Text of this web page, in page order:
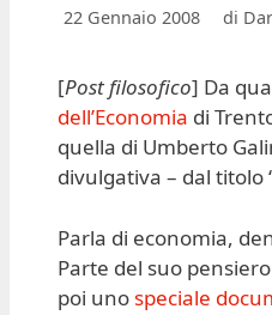
22 Gennaio 2008 di
[Post filosofico] Da
dell’Economia di
quella di Umberto
divulgativa – dal titolo
Parla di economia,
Parte del suo
poi uno speciale